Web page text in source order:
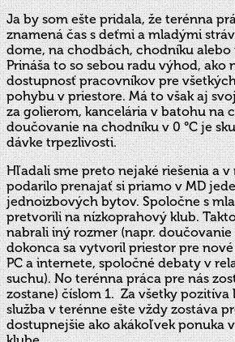
Ja by som ešte pridala, že terénna
znamená čas s deťmi a mladými
dome, na chodbách, chodníku alebo
Prináša to so sebou radu výhod, ako
dostupnosť pracovníkov pre
pohybu v priestore. Má to však aj
za golierom, kancelária v batohu na
doučovanie na chodníku v 0 °C je
dávke trpezlivosti.
Hľadali sme preto nejaké riešenia a v
podarilo prenajať si priamo v MD
jednoizbových bytov. Spoločne s
pretvorili na nízkoprahový klub.
nabrali iný rozmer (napr. doučovanie
dokonca sa vytvoril priestor pre
PC a internete, spoločné debaty v
suchu). No terénna práca pre nás
zostane) číslom 1. Za všetky
služba v terénne ešte vždy zostáva
dostupnejšie ako akákoľvek ponuka